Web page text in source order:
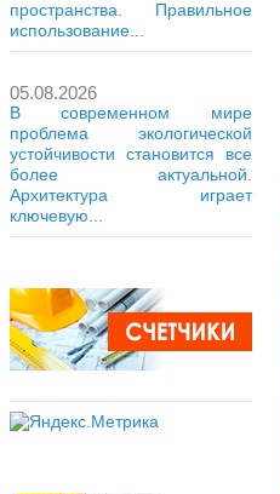
пространства. Правильное
использование...
05.08.2026
В современном мире
проблема экологической
устойчивости становится все
более актуальной.
Архитектура играет
ключевую...